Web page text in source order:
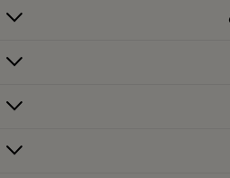
وضيافة راقية في
مميزة لإفطار العائلة أو احتفال
لدى
صُمّمت المنتجات لتمنحك
الخيارات عبر الرابط
والضيافة في بلن‌ــدز